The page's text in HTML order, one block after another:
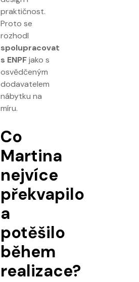
praktičnost.
Proto se
rozhodl
spolupracovat
s ENPFjako s
osvědčeným
dodavatelem
nábytku na
míru.
Co
Martina
nejvíce
překvapilo
a
potěšilo
během
realizace?